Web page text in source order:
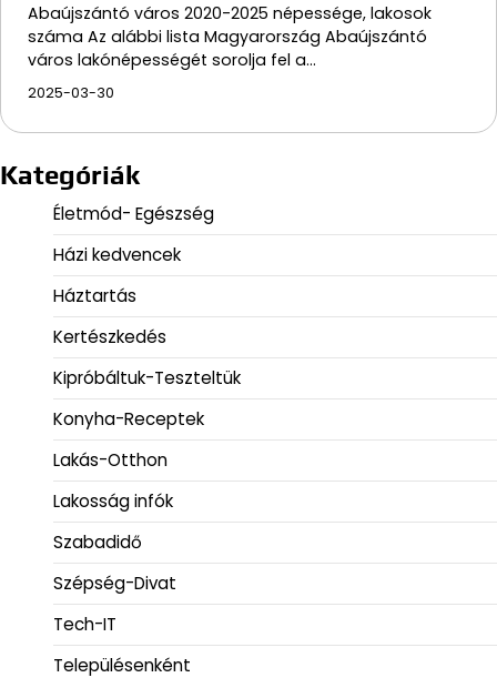
Abaújszántó város 2020-2025 népessége, lakosok
száma Az alábbi lista Magyarország Abaújszántó
város lakónépességét sorolja fel a…
2025-03-30
Kategóriák
Életmód- Egészség
Házi kedvencek
Háztartás
Kertészkedés
Kipróbáltuk-Teszteltük
Konyha-Receptek
Lakás-Otthon
Lakosság infók
Szabadidő
Szépség-Divat
Tech-IT
Településenként